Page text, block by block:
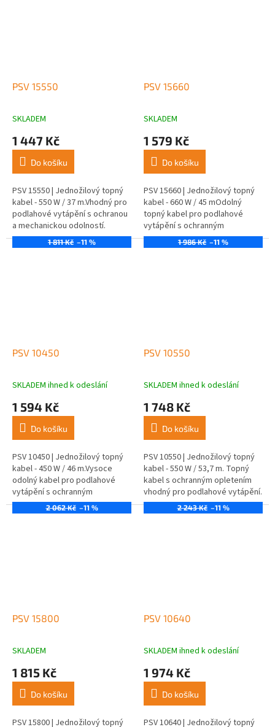
PSV 15550
SKLADEM
1 447 Kč
Do košíku
PSV 15550 | Jednožilový topný
kabel - 550 W / 37 m.Vhodný pro
podlahové vytápění s ochranou
a mechanickou odolností.
PSV 15660
SKLADEM
1 579 Kč
Do košíku
PSV 15660 | Jednožilový topný
kabel - 660 W / 45 mOdolný
topný kabel pro podlahové
vytápění s ochranným
opletením, vhodný do vlhkých
prostor.
1 811 Kč –11 %
PSV 10450
SKLADEM ihned k odeslání
1 594 Kč
Do košíku
PSV 10450 | Jednožilový topný
kabel - 450 W / 46 m.Vysoce
odolný kabel pro podlahové
vytápění s ochranným
opletením.
1 986 Kč –11 %
PSV 10550
SKLADEM ihned k odeslání
1 748 Kč
Do košíku
PSV 10550 | Jednožilový topný
kabel - 550 W / 53,7 m. Topný
kabel s ochranným opletením
vhodný pro podlahové vytápění.
2 062 Kč –11 %
PSV 15800
SKLADEM
1 815 Kč
Do košíku
PSV 15800 | Jednožilový topný
2 243 Kč –11 %
PSV 10640
SKLADEM ihned k odeslání
1 974 Kč
Do košíku
PSV 10640 | Jednožilový topný